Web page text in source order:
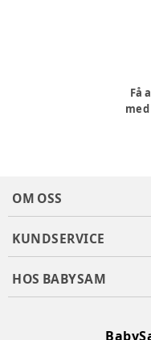
Få
OM OSS
KUNDSERVICE
HOS BABYSAM